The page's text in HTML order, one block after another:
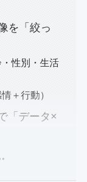
を「絞っ
性別・生活
＋行動）
「データ×